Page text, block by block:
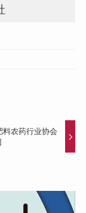
料农药行业协会